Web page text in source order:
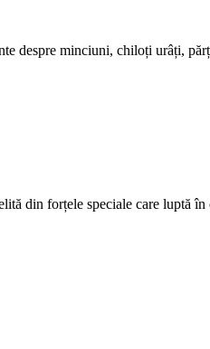
despre minciuni, chiloți urâți,
din forțele speciale care luptă